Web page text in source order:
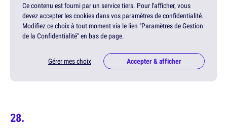
Ce contenu est fourni par un service tiers. Pour l'afficher, vous
devez accepter les cookies dans vos paramètres de confidentialité.
Modifiez ce choix à tout moment via le lien "Paramètres de Gestion
de la Confidentialité" en bas de page.
Gérer mes choix Accepter & afficher